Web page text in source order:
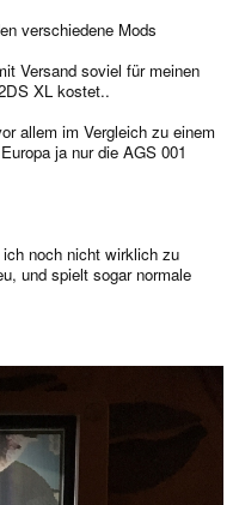
verschiedene Mods
Versand soviel für meinen
XL kostet..
allem im Vergleich zu einem
ja nur die AGS 001
noch nicht wirklich zu
und spielt sogar normale